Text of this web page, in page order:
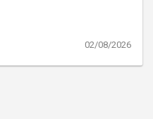
02/08/2026